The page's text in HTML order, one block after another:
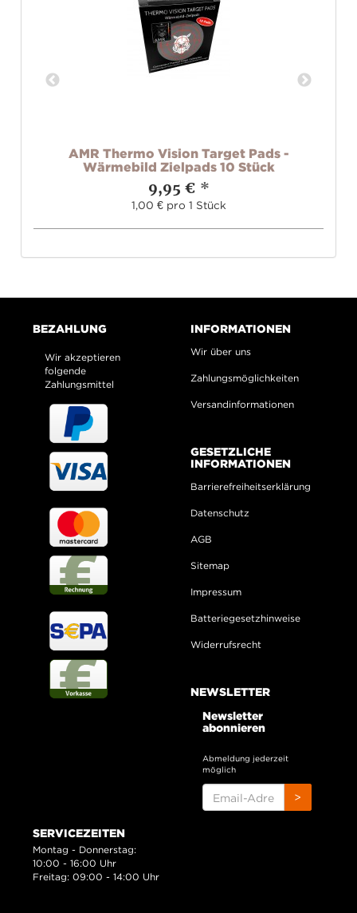
AMR Thermo Vision Target Pads -
Wärmebild Zielpads 10 Stück
9,95 € *
1,00 € pro 1 Stück
BEZAHLUNG
Wir akzeptieren
folgende
Zahlungsmittel
INFORMATIONEN
Wir über uns
Zahlungsmöglichkeiten
Versandinformationen
GESETZLICHE
INFORMATIONEN
Barrierefreiheitserklärung
Datenschutz
AGB
Sitemap
Impressum
Batteriegesetzhinweise
Widerrufsrecht
NEWSLETTER
Newsletter
abonnieren
Abmeldung jederzeit
möglich
EMAIL-
ADRESSE
>
SERVICEZEITEN
Montag - Donnerstag:
10:00 - 16:00 Uhr
Freitag: 09:00 - 14:00 Uhr